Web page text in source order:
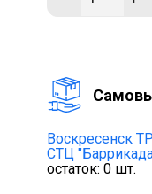
Воскресенск
СТЦ
остаток: 0 шт.